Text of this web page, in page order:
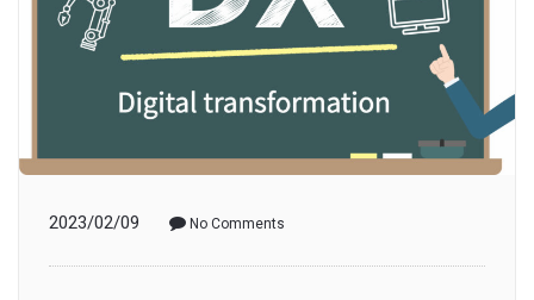
2023/02/09 No Comments